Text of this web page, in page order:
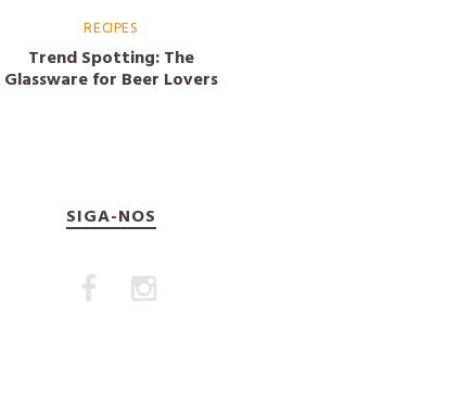
RECIPES
Trend Spotting: The
Glassware for Beer Lovers
SIGA-NOS